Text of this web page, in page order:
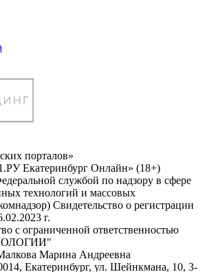
порталов»
Екатеринбург Онлайн» (18+)
службой по надзору в сфере
технологий и массовых
Свидетельство о регистрации
г.
с ограниченной ответственностью
Марина Андреевна
Екатеринбург, ул. Шейнкмана, 10, 3-